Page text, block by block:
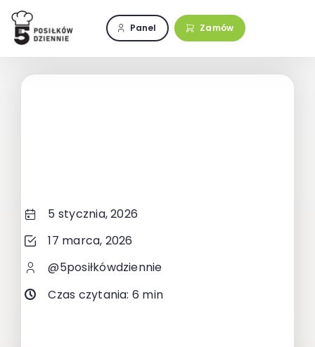
Przejdź
zawartości
Panel Zamów
5 stycznia, 2026
17 marca, 2026
@5posiłkówdziennie
Czas czytania: 6 min